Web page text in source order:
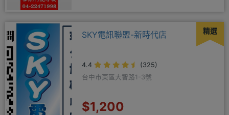
精選
SKY電訊聯盟-新時代店
4.4
(325)
台中市東區大智路1-3號
$1,200